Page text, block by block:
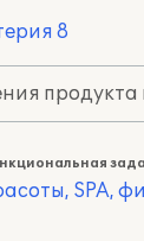
8
SPA,